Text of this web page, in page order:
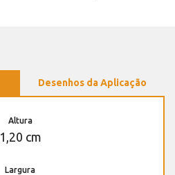
Desenhos da Aplicação
Altura
1,20 cm
Largura